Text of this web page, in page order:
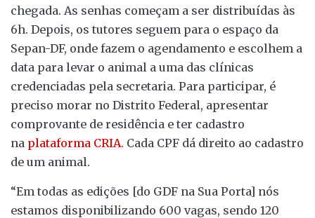
chegada. As senhas começam a ser distribuídas às
6h. Depois, os tutores seguem para o espaço da
Sepan-DF, onde fazem o agendamento e escolhem a
data para levar o animal a uma das clínicas
credenciadas pela secretaria. Para participar, é
preciso morar no Distrito Federal, apresentar
comprovante de residência e ter cadastro
na plataforma CRIA. Cada CPF dá direito ao cadastro
de um animal.
“Em todas as edições [do GDF na Sua Porta] nós
estamos disponibilizando 600 vagas, sendo 120